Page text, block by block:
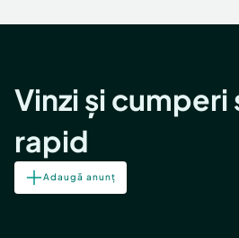
Vinzi și cumperi
rapid
Adaugă anunț